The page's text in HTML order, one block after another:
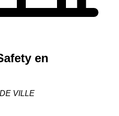
en
VILLE